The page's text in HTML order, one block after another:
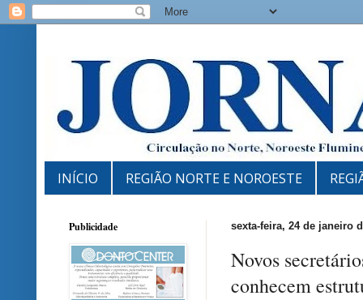
INÍCIO REGIÃO NORTE E NOROESTE
sexta-feira, 24 de janeiro
Novos
conhecem
Publicidade